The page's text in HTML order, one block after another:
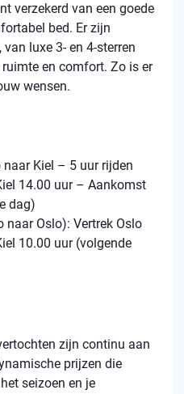
verzekerd van een goede
bed. Er zijn
luxe 3- en 4-sterren
en comfort. Zo is er
wensen.
naar Kiel – 5 uur rijden
14.00 uur – Aankomst
dag)
naar Oslo): Vertrek Oslo
10.00 uur (volgende
zijn continu aan
prijzen die
seizoen en je